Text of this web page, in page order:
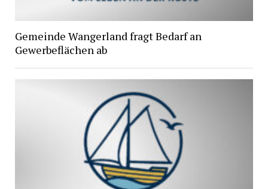
Gemeinde Wangerland fragt Bedarf an
Gewerbeflächen ab